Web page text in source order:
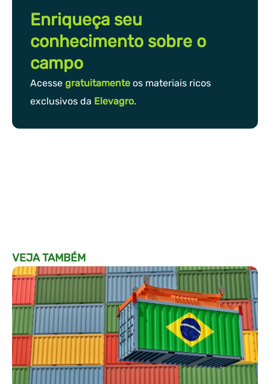
Enriqueça seu
conhecimento sobre o
campo
Acesse gratuitamente os materiais ricos
exclusivos da Elevagro.
VEJA TAMBÉM